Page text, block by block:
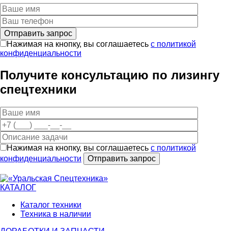
Нажимая на кнопку, вы соглашаетесь с политикой
конфиденциальности
Получите консультацию по лизингу
спецтехники
Нажимая на кнопку, вы соглашаетесь с политикой
конфиденциальности
КАТАЛОГ
Каталог техники
Техника в наличии